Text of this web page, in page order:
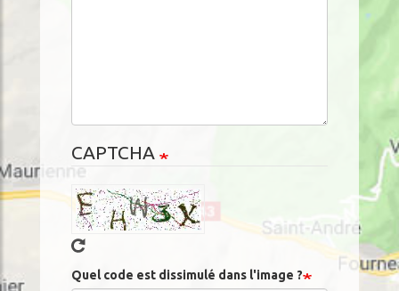
CAPTCHA
Quel code est dissimulé dans l'image ?